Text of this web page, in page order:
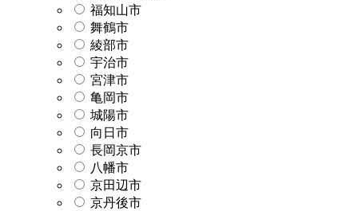
福知山市
舞鶴市
綾部市
宇治市
宮津市
亀岡市
城陽市
向日市
長岡京市
八幡市
京田辺市
京丹後市